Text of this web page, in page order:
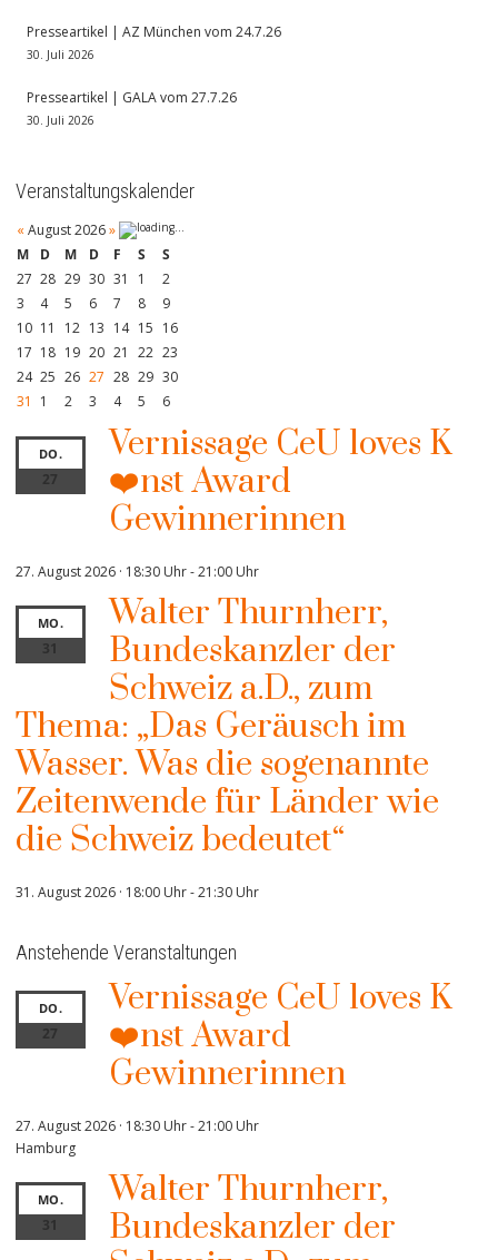
Presseartikel | AZ München vom 24.7.26
30. Juli 2026
Presseartikel | GALA vom 27.7.26
30. Juli 2026
Veranstaltungskalender
« August 2026»
M
D M D F S
S
27 28 29 30 31 1
2
3
4 5 6 7 8
9
10 11 12 13 14 15 16
17 18 19 20 21 22 23
24 25 26 27 28 29 30
31
1 2 3 4 5 6
DO.
27
Vernissage CeU loves K
❤️nst Award
Gewinnerinnen
27. August 2026 · 18:30 Uhr-21:00 Uhr
MO.
31
Walter Thurnherr,
Bundeskanzler der
Schweiz a.D., zum
Thema: „Das Geräusch im
Wasser. Was die sogenannte
Zeitenwende für Länder wie
die Schweiz bedeutet“
31. August 2026 · 18:00 Uhr-21:30 Uhr
Anstehende Veranstaltungen
DO.
27
Vernissage CeU loves K
❤️nst Award
Gewinnerinnen
27. August 2026 · 18:30 Uhr-21:00 Uhr
Hamburg
MO.
31
Walter Thurnherr,
Bundeskanzler der